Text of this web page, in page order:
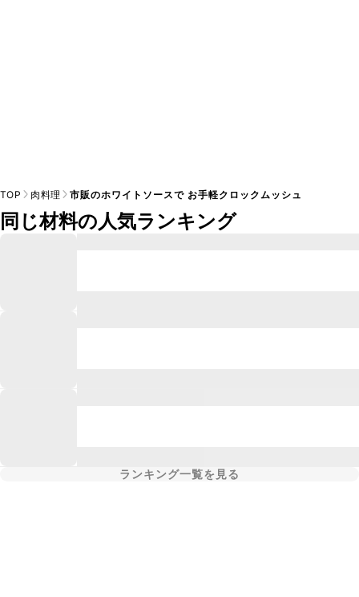
TOP 肉料理 市販のホワイトソースで お手軽クロックムッシュ
同じ材料の人気ランキング
ランキング一覧を見る